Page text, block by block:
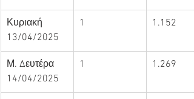
Κυριακή
13/04/2025
1 1.152
Μ. Δευτέρα
14/04/2025
1 1.269